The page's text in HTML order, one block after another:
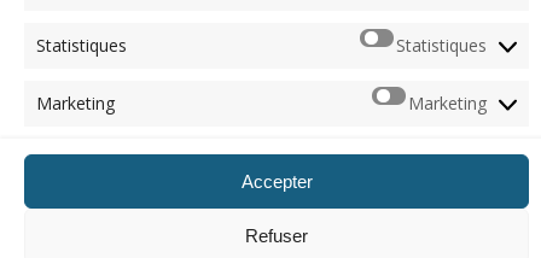
Statistiques Statistiques
Marketing Marketing
Accepter
Refuser
© 2012 - 2026, Imerod. Tous droits réservés.